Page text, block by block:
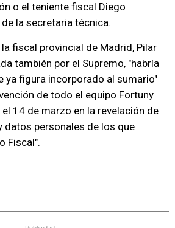
o el teniente fiscal Diego
la secretaria técnica.
fiscal provincial de Madrid, Pilar
también por el Supremo, "habría
ya figura incorporado al sumario"
de todo el equipo Fortuny
14 de marzo en la revelación de
personales de los que
Fiscal".